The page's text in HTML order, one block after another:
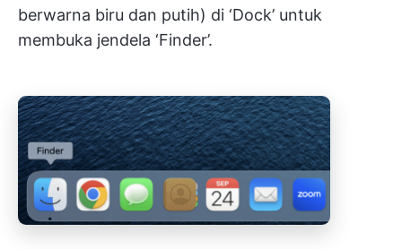
berwarna biru dan putih) di ‘Dock’ untuk
membuka jendela ‘Finder’.